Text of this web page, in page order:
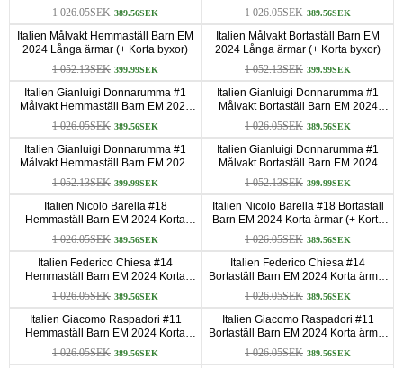
1 026.05SEK 389.56SEK
1 026.05SEK 389.56SEK
Italien Målvakt Hemmaställ Barn EM
2024 Långa ärmar (+ Korta byxor)
1 052.13SEK 399.99SEK
Italien Målvakt Bortaställ Barn EM
2024 Långa ärmar (+ Korta byxor)
1 052.13SEK 399.99SEK
Italien Gianluigi Donnarumma #1
Målvakt Hemmaställ Barn EM 2024
Korta ärmar (+ Korta byxor)
1 026.05SEK 389.56SEK
Italien Gianluigi Donnarumma #1
Målvakt Bortaställ Barn EM 2024
Korta ärmar (+ Korta byxor)
1 026.05SEK 389.56SEK
Italien Gianluigi Donnarumma #1
Målvakt Hemmaställ Barn EM 2024
Långa ärmar (+ Korta byxor)
1 052.13SEK 399.99SEK
Italien Gianluigi Donnarumma #1
Målvakt Bortaställ Barn EM 2024
Långa ärmar (+ Korta byxor)
1 052.13SEK 399.99SEK
Italien Nicolo Barella #18
Hemmaställ Barn EM 2024 Korta
ärmar (+ Korta byxor)
1 026.05SEK 389.56SEK
Italien Nicolo Barella #18 Bortaställ
Barn EM 2024 Korta ärmar (+ Korta
byxor)
1 026.05SEK 389.56SEK
Italien Federico Chiesa #14
Hemmaställ Barn EM 2024 Korta
ärmar (+ Korta byxor)
1 026.05SEK 389.56SEK
Italien Federico Chiesa #14
Bortaställ Barn EM 2024 Korta ärmar
(+ Korta byxor)
1 026.05SEK 389.56SEK
Italien Giacomo Raspadori #11
Hemmaställ Barn EM 2024 Korta
ärmar (+ Korta byxor)
1 026.05SEK 389.56SEK
Italien Giacomo Raspadori #11
Bortaställ Barn EM 2024 Korta ärmar
(+ Korta byxor)
1 026.05SEK 389.56SEK